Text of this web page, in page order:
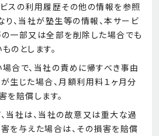
スの利用履歴その他の情報を参照
り、当社が塾生等の情報、本サービ
一部又は全部を削除した場合でも
のとします。
合で、当社の責めに帰すべき事由
生じた場合、月額利用料１ヶ月分
を賠償します。
当社は、当社の故意又は重大な過
を与えた場合は、その損害を賠償